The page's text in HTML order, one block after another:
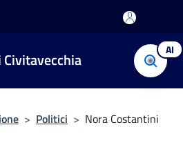
Civitavecchia AI
> Politici > Nora Costantini